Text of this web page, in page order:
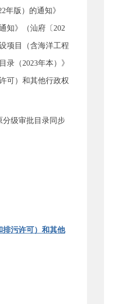
年版）的通知》
知》（汕府〔202
项目（含海洋工程
（2023年本）》
可）和其他行政权
分级审批目录同步
排污许可）和其他